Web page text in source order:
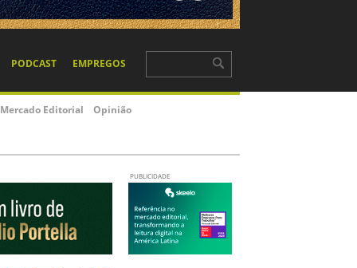
PODCAST EMPREGOS
Mercado Editorial Opinião
PUBLICIDADE